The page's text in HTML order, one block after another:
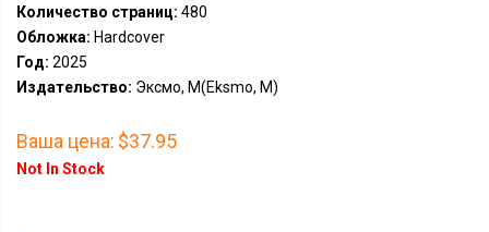
Количество страниц: 480
Обложка: Hardcover
Год: 2025
Издательство: Эксмо, М(Eksmo, M)
Ваша цена: $37.95
Not In Stock